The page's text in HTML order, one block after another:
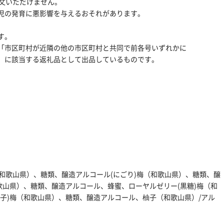
発育に悪影響を与えるおそれがあります。
区町村が近隣の他の市区町村と共同で前各号いずれかに
該当する返礼品として出品しているものです。
山県）、糖類、醸造アルコール(にごり)梅（和歌山県）、糖類、醸
県）、糖類、醸造アルコール、蜂蜜、ローヤルゼリー(黒糖)梅（和
)梅（和歌山県）、糖類、醸造アルコール、柚子（和歌山県）/アル